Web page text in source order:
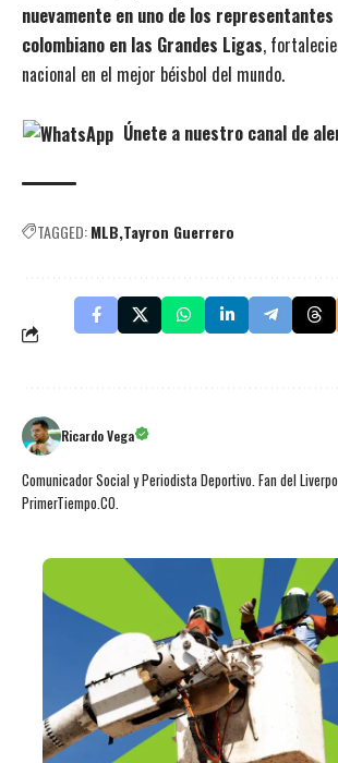
nuevamente en uno de los
colombiano en las Grandes Ligas,
nacional en el mejor béisbol del mundo.
Únete a nuestro canal de
TAGGED:MLB Tayron Guerrero
Ricardo Vega
Comunicador Social y Periodista Deportivo. Fan del
PrimerTiempo.CO.